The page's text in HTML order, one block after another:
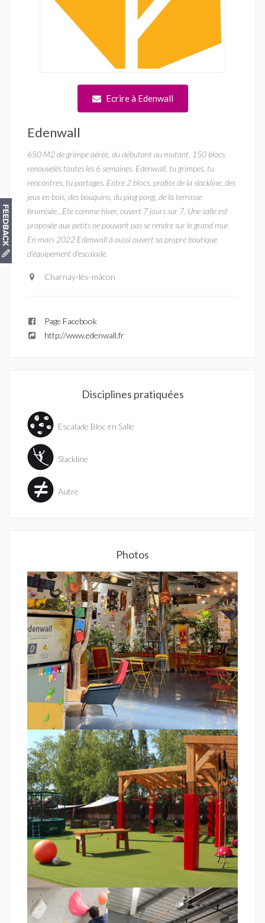
Ecrire à Edenwall
Edenwall
650 M2 de grimpe aérée, du débutant au mutant, 150 blocs
renouvelés toutes les 6 semaines. Edenwall, tu grimpes, tu
rencontres, tu partages. Entre 2 blocs, profite de la slackline, des
jeux en bois, des bouquins, du ping pong, de la terrasse
brumisée...Ete comme hiver, ouvert 7 jours sur 7. Une salle est
proposée aux petits ne pouvant pas se rendre sur le grand mur.
En mars 2022 Edenwall à aussi ouvert sa propre boutique
d'équipement d'escalade.
Charnay-lès-mâcon
Page Facebook
http://www.edenwall.fr
Disciplines pratiquées
Escalade Bloc en Salle
Slackline
Autre
Photos